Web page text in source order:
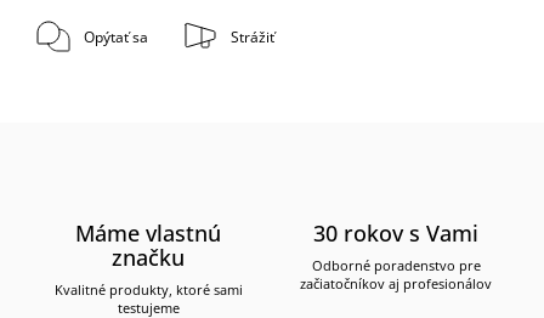
Opýtať sa Strážiť
Máme vlastnú
značku
Kvalitné produkty, ktoré sami
testujeme
30 rokov s Vami
Odborné poradenstvo pre
začiatočníkov aj profesionálov